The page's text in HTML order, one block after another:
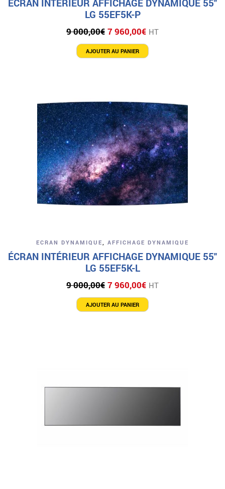
ÉCRAN INTÉRIEUR AFFICHAGE DYNAMIQUE 55″
LG 55EF5K-P
9 000,00€ Le
prix
initial
7 960,00€Le
prix
actuel
HT
AJOUTER AU PANIER
ECRAN DYNAMIQUE AFFICHAGE DYNAMIQUE
ÉCRAN INTÉRIEUR AFFICHAGE DYNAMIQUE 55″
LG 55EF5K-L
9 000,00€ Le
prix
initial
7 960,00€Le
prix
actuel
HT
AJOUTER AU PANIER